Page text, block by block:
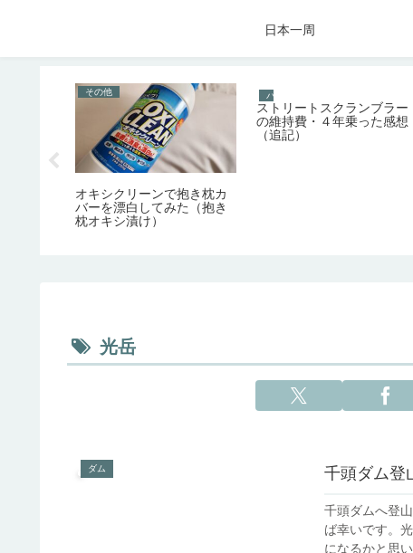
日本一周
その他
オキシクリーンで抱き枕カ
バーを漂白してみた（抱き
枕オキシ漬け）
バイク
ストリートスクランブラー
の維持費・４年乗った感想
（追記）
光岳
ダム 千頭ダム登
千頭ダムへ登
ば幸いです。
になるかと思い